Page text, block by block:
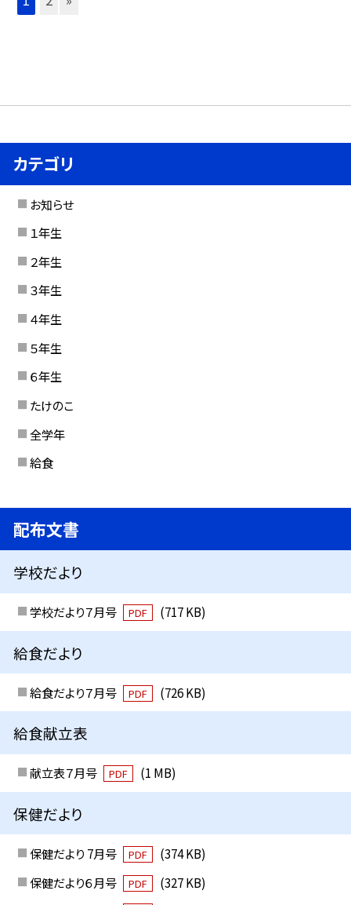
カテゴリ
お知らせ
１年生
２年生
３年生
４年生
５年生
６年生
たけのこ
全学年
給食
配布文書
学校だより
学校だより７月号 PDF (717 KB)
給食だより
給食だより７月号 PDF (726 KB)
給食献立表
献立表７月号 PDF (1 MB)
保健だより
保健だより 7月号 PDF
(374 KB)
保健だより６月号
PDF
(327 KB)